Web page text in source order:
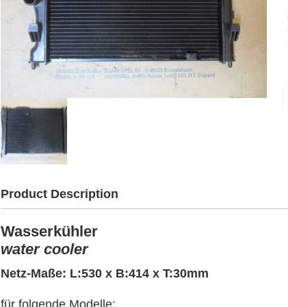
Product Description
Wasserkühler
water cooler
Netz-Maße: L:530 x B:414 x T:30mm
für folgende Modelle: